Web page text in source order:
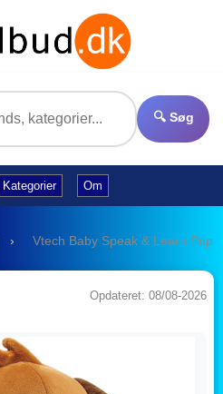
🔍 Søg
Kategorier Om
› Vtech Baby Speak & Learn
Opdateret: 08/08-2026